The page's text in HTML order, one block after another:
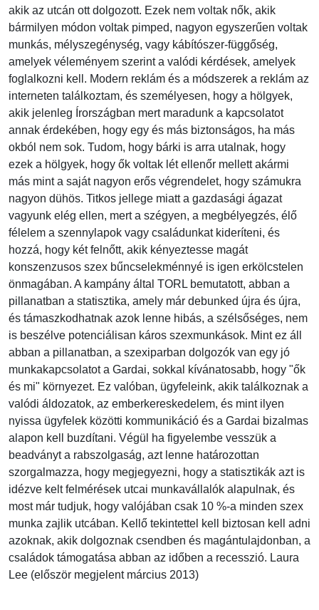
akik az utcán ott dolgozott. Ezek nem voltak nők, akik
bármilyen módon voltak pimped, nagyon egyszerűen voltak
munkás, mélyszegénység, vagy kábítószer-függőség,
amelyek véleményem szerint a valódi kérdések, amelyek
foglalkozni kell. Modern reklám és a módszerek a reklám az
interneten találkoztam, és személyesen, hogy a hölgyek,
akik jelenleg Írországban mert maradunk a kapcsolatot
annak érdekében, hogy egy és más biztonságos, ha más
okból nem sok. Tudom, hogy bárki is arra utalnak, hogy
ezek a hölgyek, hogy ők voltak lét ellenőr mellett akármi
más mint a saját nagyon erős végrendelet, hogy számukra
nagyon dühös. Titkos jellege miatt a gazdasági ágazat
vagyunk elég ellen, mert a szégyen, a megbélyegzés, élő
félelem a szennylapok vagy családunkat kideríteni, és
hozzá, hogy két felnőtt, akik kényeztesse magát
konszenzusos szex bűncselekménnyé is igen erkölcstelen
önmagában. A kampány által TORL bemutatott, abban a
pillanatban a statisztika, amely már debunked újra és újra,
és támaszkodhatnak azok lenne hibás, a szélsőséges, nem
is beszélve potenciálisan káros szexmunkások. Mint ez áll
abban a pillanatban, a szexiparban dolgozók van egy jó
munkakapcsolatot a Gardai, sokkal kívánatosabb, hogy "ők
és mi" környezet. Ez valóban, ügyfeleink, akik találkoznak a
valódi áldozatok, az emberkereskedelem, és mint ilyen
nyissa ügyfelek közötti kommunikáció és a Gardai bizalmas
alapon kell buzdítani. Végül ha figyelembe vesszük a
beadványt a rabszolgaság, azt lenne határozottan
szorgalmazza, hogy megjegyezni, hogy a statisztikák azt is
idézve kelt felmérések utcai munkavállalók alapulnak, és
most már tudjuk, hogy valójában csak 10 %-a minden szex
munka zajlik utcában. Kellő tekintettel kell biztosan kell adni
azoknak, akik dolgoznak csendben és magántulajdonban, a
családok támogatása abban az időben a recesszió. Laura
Lee (először megjelent március 2013)